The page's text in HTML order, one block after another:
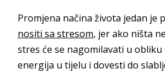
Promjena načina života jedan je
nositi sa stresom, jer ako ništa
stres će se nagomilavati u
energija u tijelu i dovesti do